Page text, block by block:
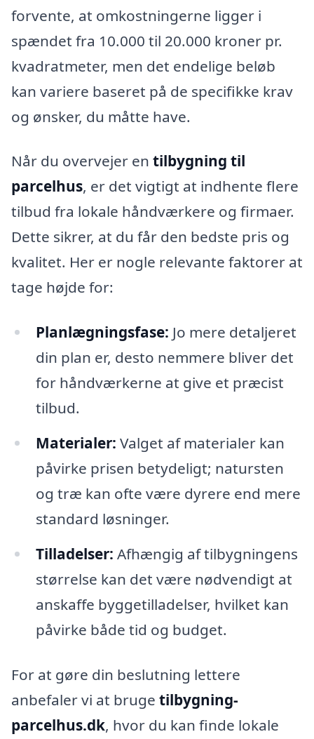
forvente, at omkostningerne ligger i
spændet fra 10.000 til 20.000 kroner pr.
kvadratmeter, men det endelige beløb
kan variere baseret på de specifikke krav
og ønsker, du måtte have.
Når du overvejer en tilbygning til
parcelhus, er det vigtigt at indhente flere
tilbud fra lokale håndværkere og firmaer.
Dette sikrer, at du får den bedste pris og
kvalitet. Her er nogle relevante faktorer at
tage højde for:
Planlægningsfase: Jo mere detaljeret
din plan er, desto nemmere bliver det
for håndværkerne at give et præcist
tilbud.
Materialer: Valget af materialer kan
påvirke prisen betydeligt; natursten
og træ kan ofte være dyrere end mere
standard løsninger.
Tilladelser: Afhængig af tilbygningens
størrelse kan det være nødvendigt at
anskaffe byggetilladelser, hvilket kan
påvirke både tid og budget.
For at gøre din beslutning lettere
anbefaler vi at bruge tilbygning-
parcelhus.dk, hvor du kan finde lokale